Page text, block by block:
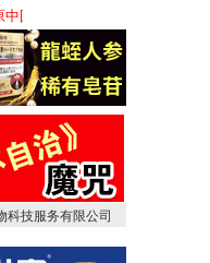
健品会销网）成功升级！欢
科技服务有限公司